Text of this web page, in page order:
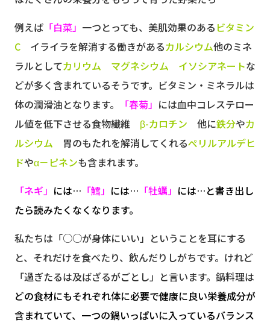
例えば「白菜」 一つとっても、美肌効果のある ビタミン
Cイライラを解消する働きがあるカルシウム他のミネ
ラルとしてカリウム マグネシウム イソシアネートな
どが多く含まれているそうです。ビタミン・ミネラルは
体の潤滑油となります。
「春菊」 には血中コレステロー
ル値を低下させる食物繊維β-カロチン 他に鉄分やカ
ルシウム 胃のもたれを解消してくれるぺリルアルデヒ
ドやα－ピネンも含まれます。
「ネギ」 には… 「鱈」 には… 「牡蠣」 には…と書き出し
たら読みたくなくなります。
私たちは「○○が身体にいい」ということを耳にする
と、それだけを食べたり、飲んだりしがちです。けれど
「過ぎたるは及ばざるがごとし」と言います。鍋料理は
どの食材にもそれぞれ体に必要で健康に良い栄養成分が
含まれていて、一つの鍋いっぱいに入っているバランス